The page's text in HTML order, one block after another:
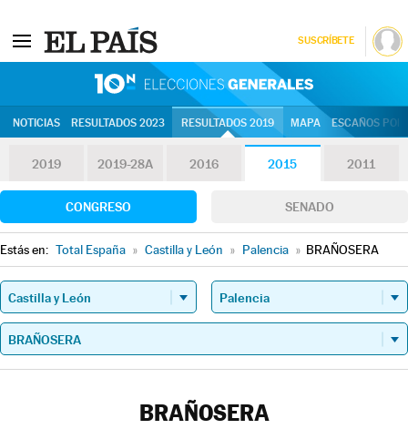
SUSCRÍBETE
NOTICIAS RESULTADOS 2023 RESULTADOS 2019 MAPA ESCAÑOS
2019 2019-28A 2016 2015 2011
CONGRESO SENADO
Estás en: Total España » Castilla y León » Palencia » BRAÑOSERA
BRAÑOSERA